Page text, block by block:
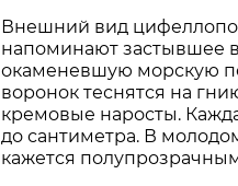
Внешний вид
напоминают застывшее
окаменевшую морскую
воронок теснятся на
кремовые наросты.
до сантиметра. В
кажется